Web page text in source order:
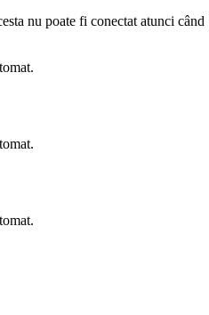
nu poate fi conectat atunci când